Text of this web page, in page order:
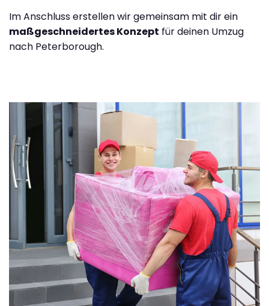
Im Anschluss erstellen wir gemeinsam mit dir ein
maßgeschneidertes Konzept für deinen Umzug
nach Peterborough.